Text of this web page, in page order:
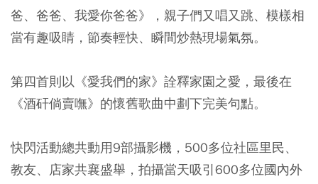
爸、爸爸、我愛你爸爸》，親子們又唱又跳、模樣相
當有趣吸睛，節奏輕快、瞬間炒熱現場氣氛。
第四首則以《愛我們的家》詮釋家園之愛，最後在
《酒矸倘賣嘸》的懷舊歌曲中劃下完美句點。
快閃活動總共動用9部攝影機，500多位社區里民、
教友、店家共襄盛舉，拍攝當天吸引600多位國內外